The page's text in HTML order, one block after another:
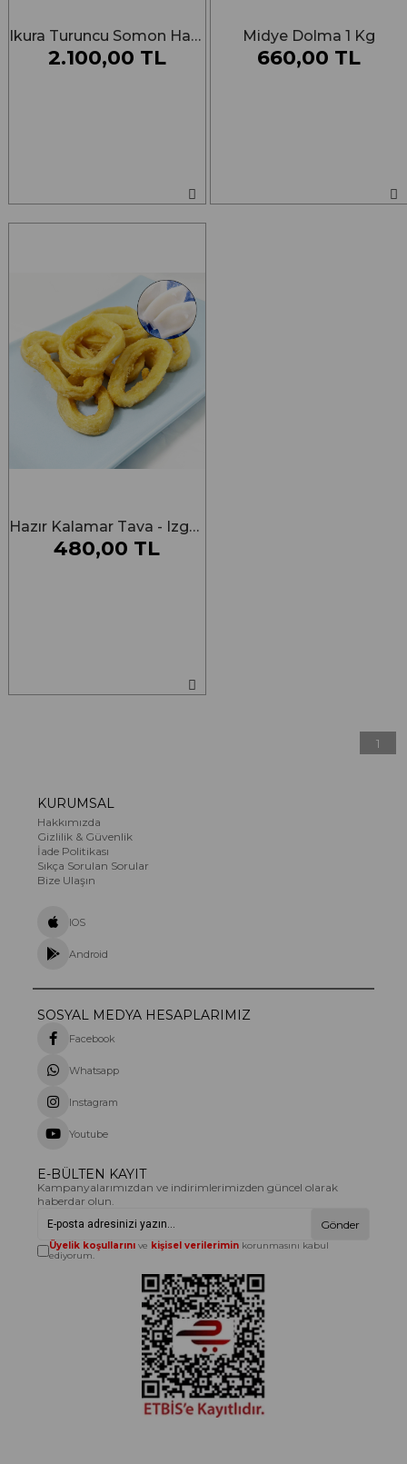
Ikura Turuncu Somon Havyarı 380g
2.100,00 TL
Midye Dolma 1 Kg
660,00 TL
Hazır Kalamar Tava - Izgara 250g
480,00 TL
1
KURUMSAL
Hakkımızda
Gizlilik & Güvenlik
İade Politikası
Sıkça Sorulan Sorular
Bize Ulaşın
IOS
Android
SOSYAL MEDYA HESAPLARIMIZ
Facebook
Whatsapp
Instagram
Youtube
E-BÜLTEN KAYIT
Kampanyalarımızdan ve indirimlerimizden güncel olarak
haberdar olun.
Gönder
Üyelik koşullarını ve kişisel verilerimin korunmasını kabul
ediyorum.